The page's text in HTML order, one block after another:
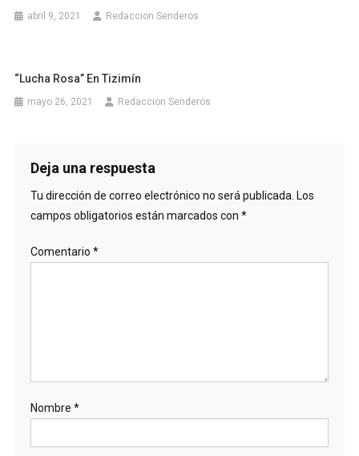
abril 9, 2021 Redaccion Senderos
“Lucha Rosa” En Tizimín
mayo 26, 2021 Redaccion Senderos
Deja una respuesta
Tu dirección de correo electrónico no será publicada. Los
campos obligatorios están marcados con *
Comentario *
Nombre *